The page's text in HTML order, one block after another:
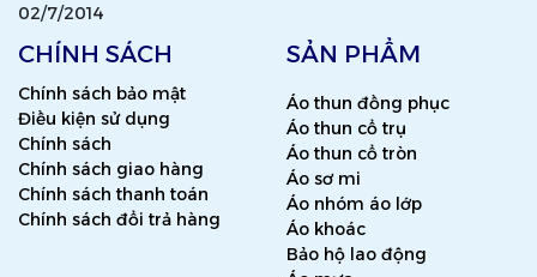
02/7/2014
CHÍNH SÁCH
Chính sách bảo mật
Điều kiện sử dụng
Chính sách
Chính sách giao hàng
Chính sách thanh toán
Chính sách đổi trả hàng
SẢN PHẨM
Áo thun đồng phục
Áo thun cổ trụ
Áo thun cổ tròn
Áo sơ mi
Áo nhóm áo lớp
Áo khoác
Bảo hộ lao động